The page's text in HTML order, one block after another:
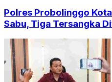
Polres Probolinggo
Sabu, Tiga Tersangka